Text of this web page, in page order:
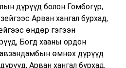
дүрүүд болон Гомбогүр,
Арван хангал бурхад,
өндөр гэгээн
Богд хааны ордон
өмнөх дүрүүд
Арван хангал бурхад,